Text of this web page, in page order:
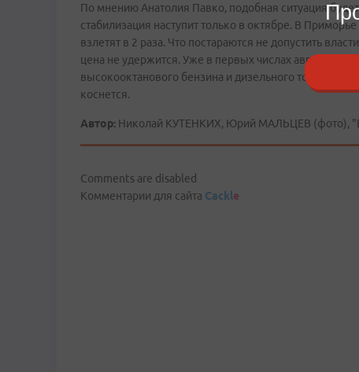
По мнению Анатолия Павко, подобная ситуация
стабилизация наступит только в октябре. В
взлетят в 2 раза. Что постараются не допустить
цена не удержится. Уже в первых числах августа
высокооктанового бензина и дизельного топлива.
коснется.
Автор: Николай КУТЕНКИХ, Юрий МАЛЬЦЕВ (фото),
Comments are disabled
Комментарии для сайта Cackle